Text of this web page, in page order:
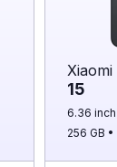
Xiaomi
15
6.36 inch
256 GB